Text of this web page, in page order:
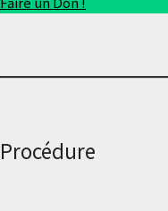
Procédure